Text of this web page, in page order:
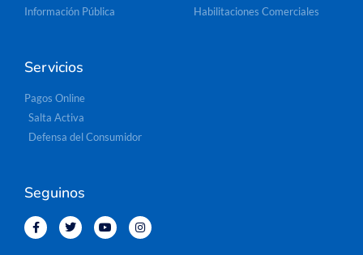
Información Pública
Habilitaciones Comerciales
Servicios
Pagos Online
Salta Activa
Defensa del Consumidor
Seguinos